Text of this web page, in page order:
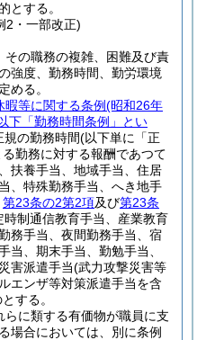
とする。
2・一部改正)
の職務の複雑、困難及び責
強度、勤務時間、勤労環境
める。
等に関する条例(昭和26年
下「勤務時間条例」とい
規の勤務時間(以下単に「正
る勤務に対する報酬であつて
扶養手当、地域手当、住居
、特殊勤務手当、へき地手
第23条の2第2項及び第23条
時制通信教育手当、産業教育
務手当、夜間勤務手当、宿
当、期末手当、勤勉手当、
害派遣手当(武力攻撃災害等
エンザ等対策派遣手当を含
する。
に類する有価物が職員に支
場合においては、別に条例